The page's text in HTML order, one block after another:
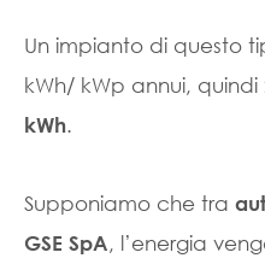
Un impianto di questo
kWh/ kWp annui, quindi
kWh.
Supponiamo che tra
GSE SpA, l’energia